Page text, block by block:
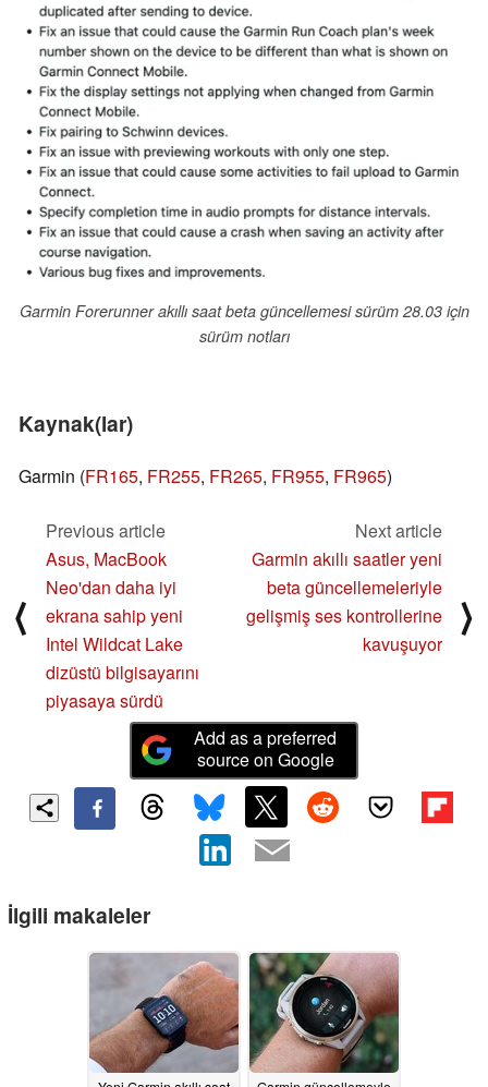
Garmin Forerunner akıllı saat beta güncellemesi sürüm 28.03 için
sürüm notları
Kaynak(lar)
Garmin (FR165, FR255, FR265, FR955, FR965)
⟨
Previous article
Asus, MacBook
Neo'dan daha iyi
ekrana sahip yeni
Intel Wildcat Lake
dizüstü bilgisayarını
piyasaya sürdü
Next article
Garmin akıllı saatler yeni
beta güncellemeleriyle
gelişmiş ses kontrollerine
kavuşuyor
⟩
Add as a preferred
source on Google
İlgili makaleler